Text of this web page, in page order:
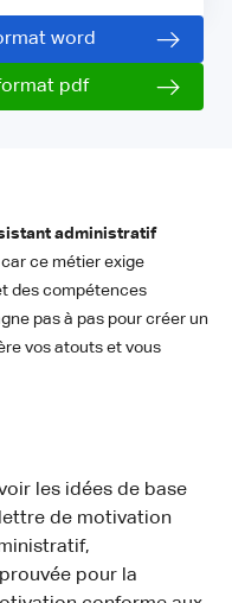
word
pdf
administratif
ce métier exige
des compétences
pas à pas pour créer un
vos atouts et vous
les idées de base
de motivation
pour la